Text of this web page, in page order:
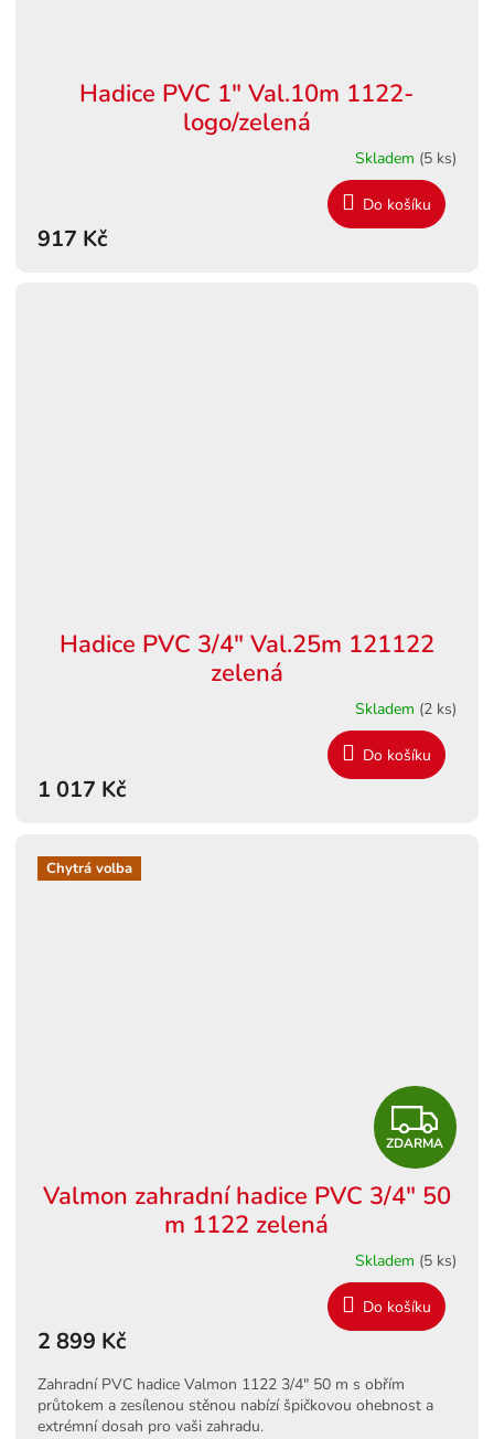
Hadice PVC 1" Val.10m 1122-
logo/zelená
Skladem (5 ks)
917 Kč
Do košíku
Hadice PVC 3/4" Val.25m 121122
zelená
Skladem (2 ks)
1 017 Kč
Do košíku
Chytrá volba
Z
D
A
R
M
ZDARMA
Valmon zahradní hadice PVC 3/4" 50
m 1122 zelená
Skladem (5 ks)
2 899 Kč
Do košíku
Zahradní PVC hadice Valmon 1122 3/4" 50 m s obřím
průtokem a zesílenou stěnou nabízí špičkovou ohebnost a
extrémní dosah pro vaši zahradu.